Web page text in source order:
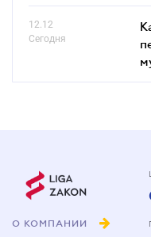
12.12
Сегодня
О КОМПАНИИ